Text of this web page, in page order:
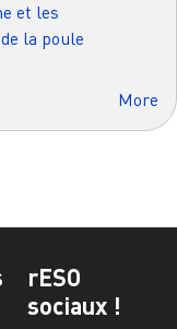
et les
la poule
More
rESO
sociaux !